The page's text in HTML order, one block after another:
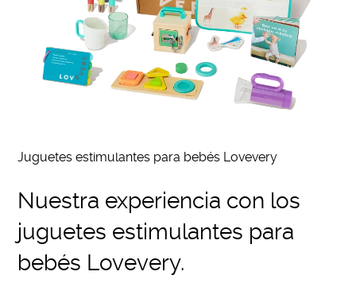
Juguetes estimulantes para bebés Lovevery
Nuestra experiencia con los
juguetes estimulantes para
bebés Lovevery.